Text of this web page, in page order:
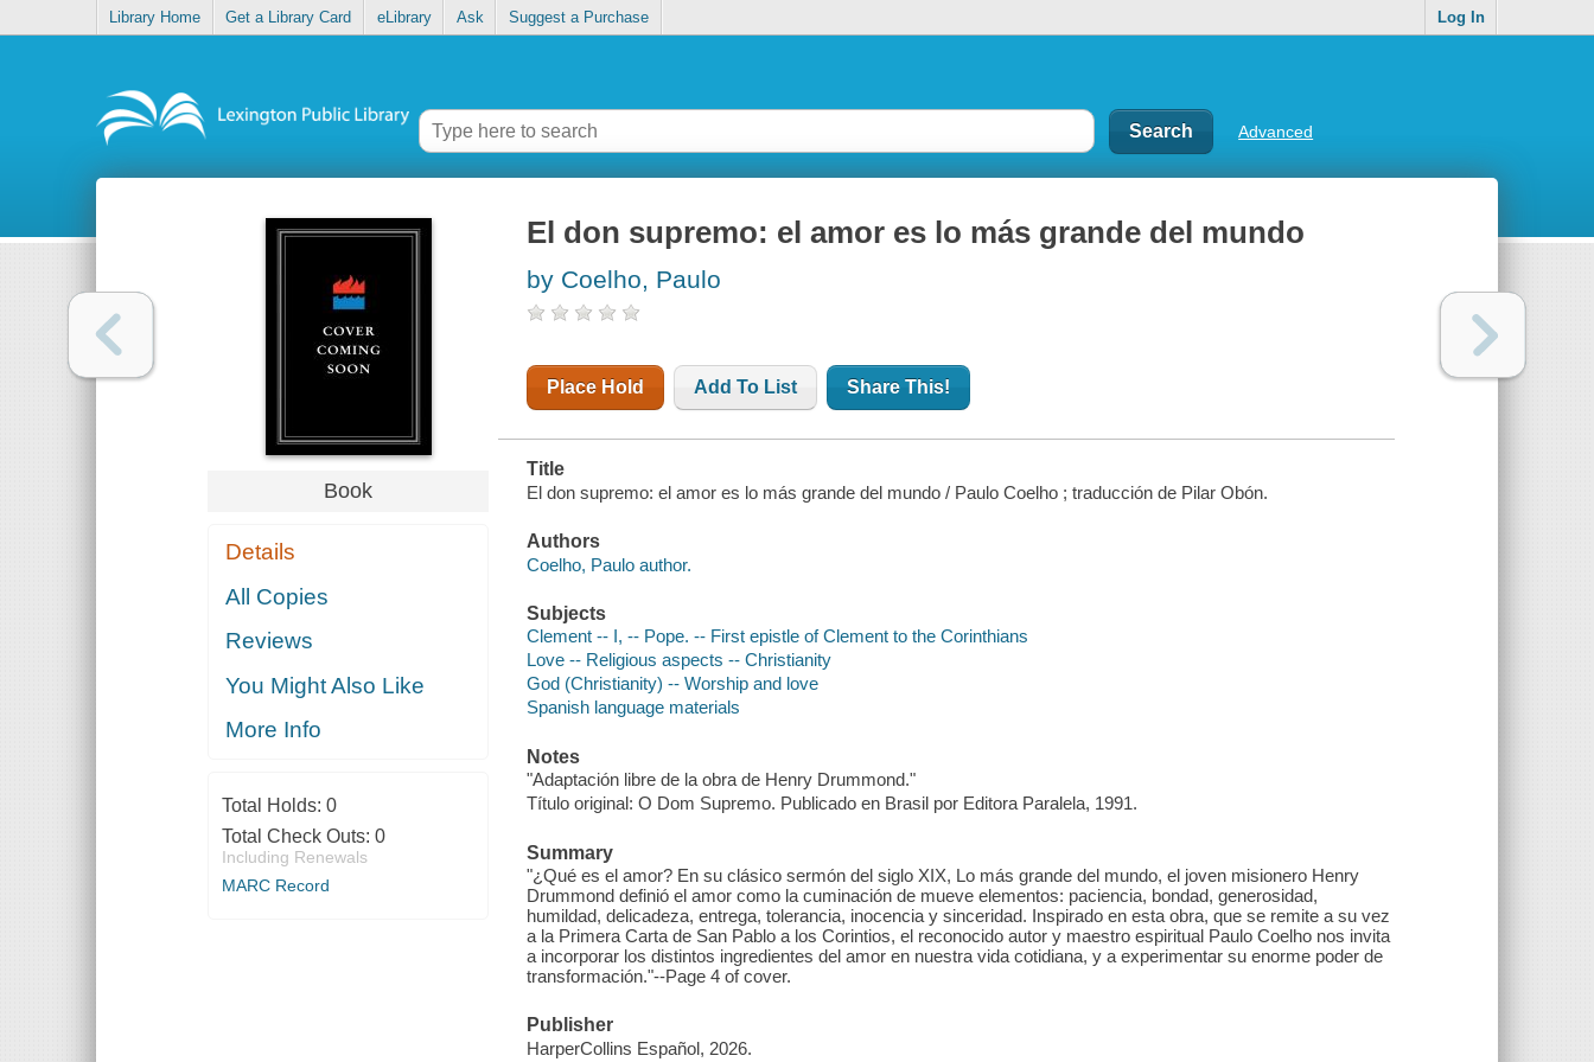
Library Home Get a Library Card eLibrary Ask Suggest a Purchase Log In
Advanced
Book
Details
All Copies
Reviews
You Might Also Like
More Info
Total Holds: 0
Total Check Outs: 0
Including Renewals
MARC Record
El don supremo: el amor es lo más grande del mundo
by Coelho, Paulo
Place Hold Add To List Share This!
Title
El don supremo: el amor es lo más grande del mundo / Paulo Coelho ; traducción de Pilar Obón.
Authors
Coelho, Paulo author.
Subjects
Clement -- I, -- Pope. -- First epistle of Clement to the Corinthians
Love -- Religious aspects -- Christianity
God (Christianity) -- Worship and love
Spanish language materials
Notes
"Adaptación libre de la obra de Henry Drummond."
Título original: O Dom Supremo. Publicado en Brasil por Editora Paralela, 1991.
Summary
"¿Qué es el amor? En su clásico sermón del siglo XIX, Lo más grande del mundo, el joven misionero Henry
Drummond definió el amor como la cuminación de mueve elementos: paciencia, bondad, generosidad,
humildad, delicadeza, entrega, tolerancia, inocencia y sinceridad. Inspirado en esta obra, que se remite a su vez
a la Primera Carta de San Pablo a los Corintios, el reconocido autor y maestro espiritual Paulo Coelho nos invita
a incorporar los distintos ingredientes del amor en nuestra vida cotidiana, y a experimentar su enorme poder de
transformación."--Page 4 of cover.
Publisher
HarperCollins Español, 2026.